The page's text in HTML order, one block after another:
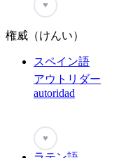
♥
権威（けんい）
スペイン語
アウトリダー
autoridad
♥